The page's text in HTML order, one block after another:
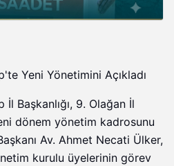
Yeni Yönetimini Açıkladı
Başkanlığı, 9. Olağan İl
dönem yönetim kadrosunu
Av. Ahmet Necati Ülker,
kurulu üyelerinin görev